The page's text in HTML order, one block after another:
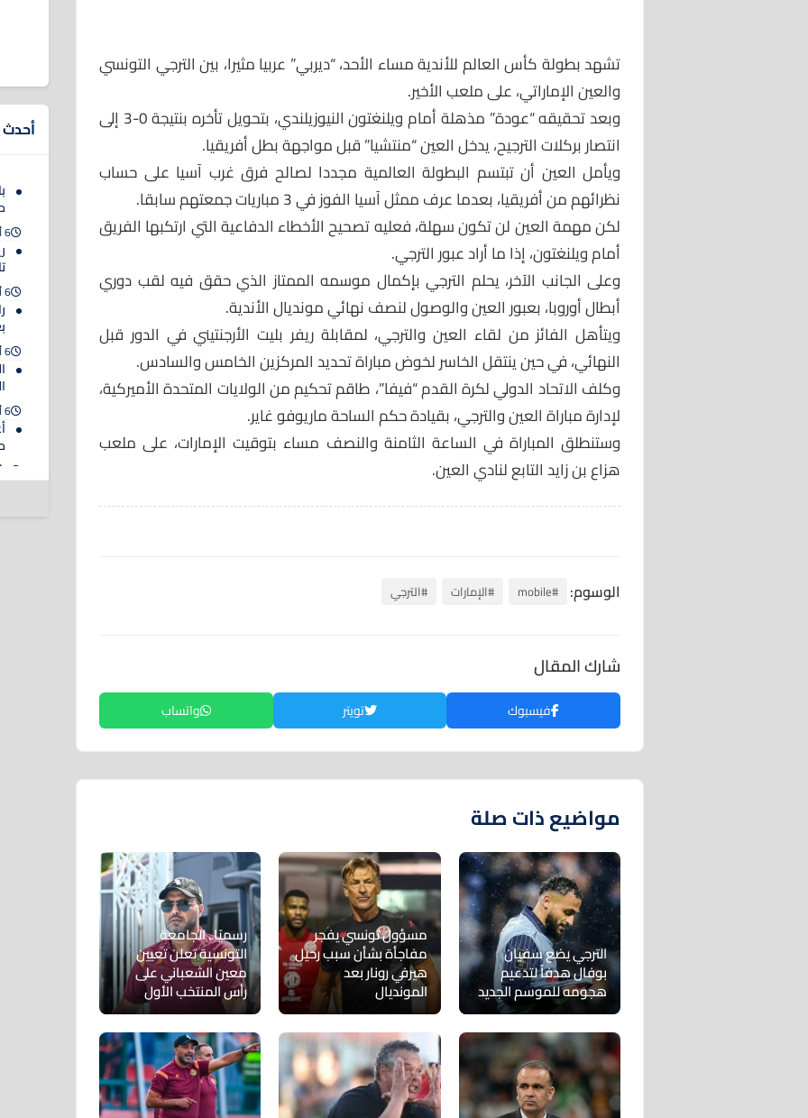
تشهد بطولة كأس العالم للأندية مساء الأحد، “ديربي” عربيا مثيرا، بين الترجي التونسي
والعين الإماراتي، على ملعب الأخير.
وبعد تحقيقه “عودة” مذهلة أمام ويلنغتون النيوزيلندي، بتحويل تأخره بنتيجة 0-3 إلى
انتصار بركلات الترجيح، يدخل العين “منتشيا” قبل مواجهة بطل أفريقيا.
ويأمل العين أن تبتسم البطولة العالمية مجددا لصالح فرق غرب آسيا على حساب
نظرائهم من أفريقيا، بعدما عرف ممثل آسيا الفوز في 3 مباريات جمعتهم سابقا.
لكن مهمة العين لن تكون سهلة، فعليه تصحيح الأخطاء الدفاعية التي ارتكبها الفريق
أمام ويلنغتون، إذا ما أراد عبور الترجي.
وعلى الجانب الآخر، يحلم الترجي بإكمال موسمه الممتاز الذي حقق فيه لقب دوري
أبطال أوروبا، بعبور العين والوصول لنصف نهائي مونديال الأندية.
ويتأهل الفائز من لقاء العين والترجي، لمقابلة ريفر بليت الأرجنتيني في الدور قبل
النهائي، في حين ينتقل الخاسر لخوض مباراة تحديد المركزين الخامس والسادس.
وكلف الاتحاد الدولي لكرة القدم “فيفا”، طاقم تحكيم من الولايات المتحدة الأميركية،
لإدارة مباراة العين والترجي، بقيادة حكم الساحة ماريوفو غاير.
وستنطلق المباراة في الساعة الثامنة والنصف مساء بتوقيت الإمارات، على ملعب
هزاع بن زايد التابع لنادي العين.
الوسوم: #mobile #الإمارات #الترجي
شارك المقال
فيسبوك تويتر واتساب
مواضيع ذات صلة
الترجي يضع سفيان
بوفال هدفاً لتدعيم
هجومه للموسم الجديد
مسؤول تونسي يفجر
مفاجأة بشأن سبب رحيل
هيرفي رونار بعد
المونديال
رسميًا.. الجامعة
التونسية تعلن تعيين
معين الشعباني على
رأس المنتخب الأول
أحدث
6 أغسطس 2026
6 أغسطس 2026
6 أغسطس 2026
6 أغسطس 2026